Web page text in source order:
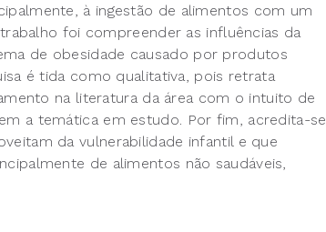
à ingestão de alimentos com um
foi compreender as influências da
de obesidade causado por produtos
é tida como qualitativa, pois retrata
na literatura da área com o intuito de
a temática em estudo. Por fim, acredita-se
da vulnerabilidade infantil e que
de alimentos não saudáveis,